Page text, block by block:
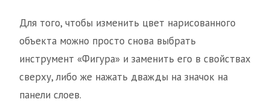
Для того, чтобы изменить цвет нарисованного
объекта можно просто снова выбрать
инструмент «Фигура» и заменить его в свойствах
сверху, либо же нажать дважды на значок на
панели слоев.